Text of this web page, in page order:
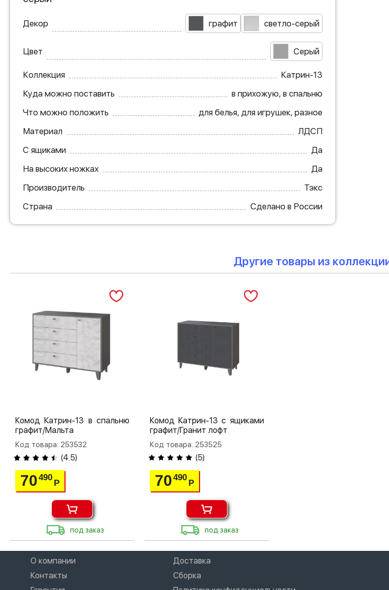
Декор графит светло-серый
Цвет Серый
Коллекция
Катрин-13
Куда можно поставить
в прихожую, в спальню
Что можно положить
для белья, для игрушек, разное
Материал
ЛДСП
С ящиками
Да
На высоких ножках
Да
Производитель
Тэкс
Страна
Сделано в России
Другие товары из
Комод Катрин-13 в спальню
графит/Мальта
Код товара: 253532
(4.5)
70490
Р
под заказ
Комод Катрин-13 с ящиками
графит/Гранит лофт
Код товара: 253525
(5)
70490
Р
под заказ
О компании
Доставка
Контакты
Сборка